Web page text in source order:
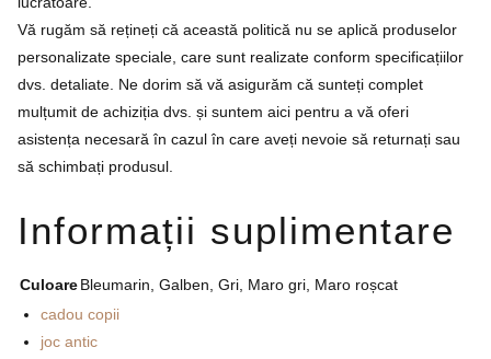
Vă rugăm să rețineți că această politică nu se aplică produselor
personalizate speciale, care sunt realizate conform specificațiilor
dvs. detaliate. Ne dorim să vă asigurăm că sunteți complet
mulțumit de achiziția dvs. și suntem aici pentru a vă oferi
asistența necesară în cazul în care aveți nevoie să returnați sau
să schimbați produsul.
Informații suplimentare
CuloareBleumarin, Galben, Gri, Maro gri, Maro roșcat
cadou copii
joc antic